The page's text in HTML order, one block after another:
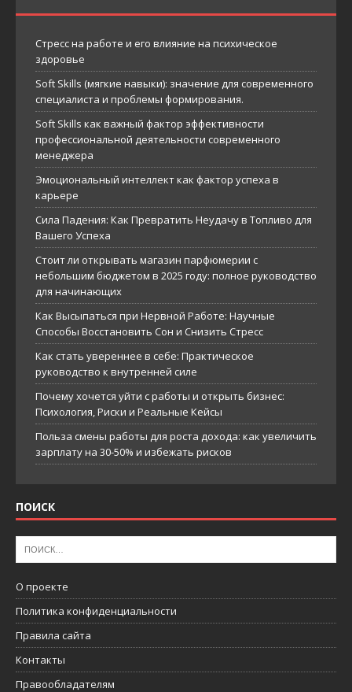
Стресс на работе и его влияние на психическое
здоровье
Soft Skills (мягкие навыки): значение для современного
специалиста и проблемы формирования.
Soft Skills как важный фактор эффективности
профессиональной деятельности современного
менеджера
Эмоциональный интеллект как фактор успеха в
карьере
Сила Падения: Как Превратить Неудачу в Топливо для
Вашего Успеха
Стоит ли открывать магазин парфюмерии с
небольшим бюджетом в 2025 году: полное руководство
для начинающих
Как Высыпаться при Нервной Работе: Научные
Способы Восстановить Сон и Снизить Стресс
Как стать увереннее в себе: Практическое
руководство к внутренней силе
Почему хочется уйти с работы и открыть бизнес:
Психология, Риски и Реальные Кейсы
Польза смены работы для роста дохода: как увеличить
зарплату на 30-50% и избежать рисков
ПОИСК
О проекте
Политика конфиденциальности
Правила сайта
Контакты
Правообладателям